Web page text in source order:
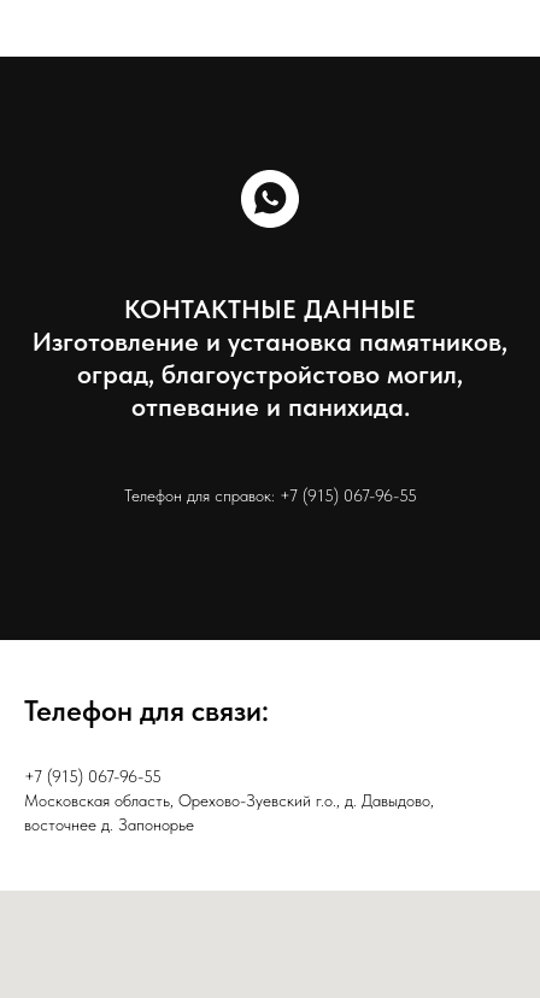
КОНТАКТНЫЕ ДАННЫЕ
Изготовление и установка памятников,
оград, благоустройстово могил,
отпевание и панихида.
Телефон для справок: +7 (915) 067-96-55
Телефон для связи:
+7 (915) 067-96-55
Московская область, Орехово-Зуевский г.о., д. Давыдово,
восточнее д. Запонорье